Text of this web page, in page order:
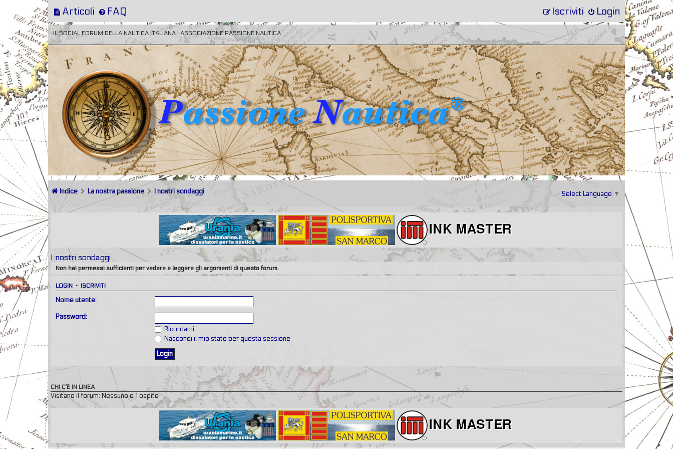
Articoli FAQ Login
Iscriviti
IL SOCIAL FORUM DELLA NAUTICA ITALIANA | ASSOCIAZIONE PASSIONE NAUTICA
Indice La nostra passione I nostri sondaggi Select Language ▼
I nostri sondaggi
Non hai permessi sufficienti per vedere e leggere gli argomenti di questo forum.
LOGIN • ISCRIVITI
Nome utente:
Password:
Ricordami
Nascondi il mio stato per questa sessione
CHI C’È IN LINEA
Visitano il forum: Nessuno e 1 ospite